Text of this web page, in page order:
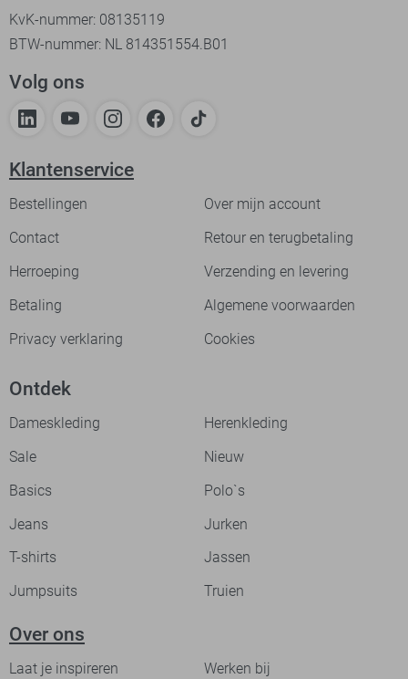
KvK-nummer: 08135119
BTW-nummer: NL 814351554.B01
Volg ons
Klantenservice
Bestellingen
Over mijn account
Contact
Retour en terugbetaling
Herroeping
Verzending en levering
Betaling
Algemene voorwaarden
Privacy verklaring
Cookies
Ontdek
Dameskleding
Herenkleding
Sale
Nieuw
Basics
Polo`s
Jeans
Jurken
T-shirts
Jassen
Jumpsuits
Truien
Over ons
Laat je inspireren Werken bij